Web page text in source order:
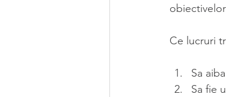
Ce lucruri
Sa
Sa fie